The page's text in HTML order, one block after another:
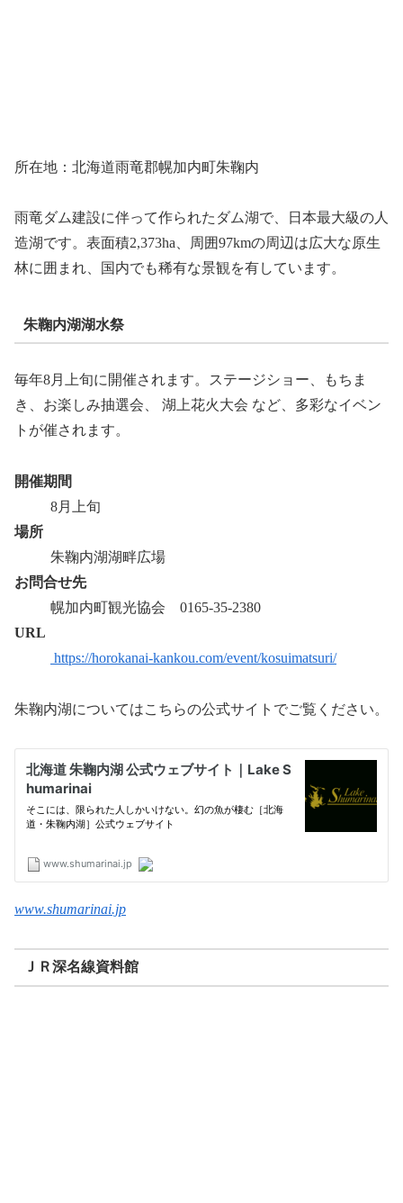
所在地：北海道雨竜郡幌加内町朱鞠内
雨竜ダム建設に伴って作られたダム湖で、日本最大級の人
造湖です。表面積2,373ha、周囲97kmの周辺は広大な原生
林に囲まれ、国内でも稀有な景観を有しています。
朱鞠内湖湖水祭
毎年8月上旬に開催されます。ステージショー、もちま
き、お楽しみ抽選会、 湖上花火大会 など、多彩なイベン
トが催されます。
開催期間
8月上旬
場所
朱鞠内湖湖畔広場
お問合せ先
幌加内町観光協会 0165-35-2380
URL
https://horokanai-kankou.com/event/kosuimatsuri/
朱鞠内湖についてはこちらの公式サイトでご覧ください。
www.shumarinai.jp
ＪＲ深名線資料館